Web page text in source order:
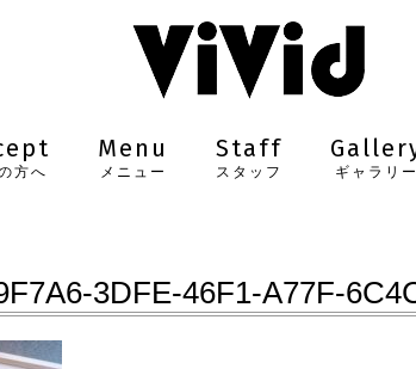
方へ
Menu
メニュー
Staff
スタッフ ギャラリー
3DFE-46F1-A77F-